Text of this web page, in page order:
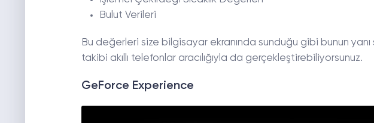
Bulut Verileri
Bu değerleri size bilgisayar ekranında sunduğu gibi bunun
takibi akıllı telefonlar aracılığıyla da gerçekleştirebiliyorsunuz.
GeForce Experience